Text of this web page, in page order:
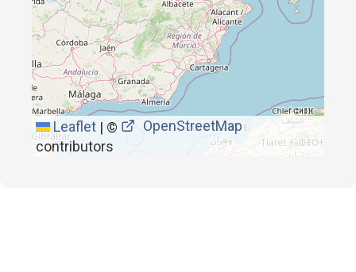
Leaflet | ©
OpenStreetMap
contributors